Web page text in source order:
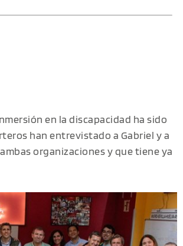
en la discapacidad ha sido
han entrevistado a Gabriel y a
organizaciones y que tiene ya